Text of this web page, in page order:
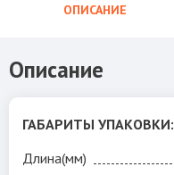
ОПИСАНИЕ
Описание
ГАБАРИТЫ УПАКОВКИ:
Длина(мм)